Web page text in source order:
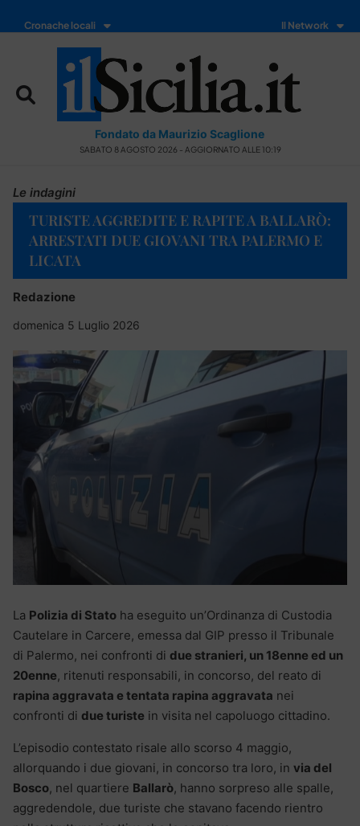
Cronache locali Il Network
Fondato da Maurizio Scaglione
SABATO 8 AGOSTO 2026 - AGGIORNATO ALLE 10:19
Le indagini
TURISTE AGGREDITE E RAPITE A BALLARÒ:
ARRESTATI DUE GIOVANI TRA PALERMO E
LICATA
Redazione
domenica 5 Luglio 2026
La Polizia di Stato ha eseguito un’Ordinanza di Custodia
Cautelare in Carcere, emessa dal GIP presso il Tribunale
di Palermo, nei confronti di due stranieri, un 18enne ed un
20enne, ritenuti responsabili, in concorso, del reato di
rapina aggravata e tentata rapina aggravata nei
confronti di due turiste in visita nel capoluogo cittadino.
L’episodio contestato risale allo scorso 4 maggio,
allorquando i due giovani, in concorso tra loro, in via del
Bosco, nel quartiere Ballarò, hanno sorpreso alle spalle,
aggredendole, due turiste che stavano facendo rientro